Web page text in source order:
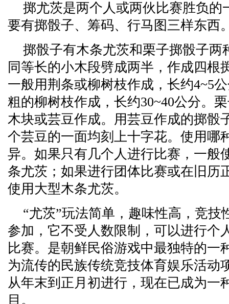
掷尤茨是两个人或两伙比赛胜负的
要有掷骰子、筹码、行马图三样东西
掷骰子有木条尤茨和栗子掷骰子两
同等长的小木段劈成两半，作成四根
一般用荆条或柳树枝作成，长约4~5
粗的柳树枝作成，长约30~40公分。
木块或芸豆作成。用芸豆作成的掷骰
个芸豆的一面均刻上十字花。使用哪
异。如果只有几个人进行比赛，一般
条尤茨；如果进行团体比赛或在旧历
使用大型木条尤茨。
“尤茨”玩法简单，趣味性高，竞技
参加，它不受人数限制，可以进行个
比赛。是朝鲜民俗游戏中最独特的一
为流传的民族传统竞技体育娱乐活动
从年末到正月初进行，现在已成为一
目。